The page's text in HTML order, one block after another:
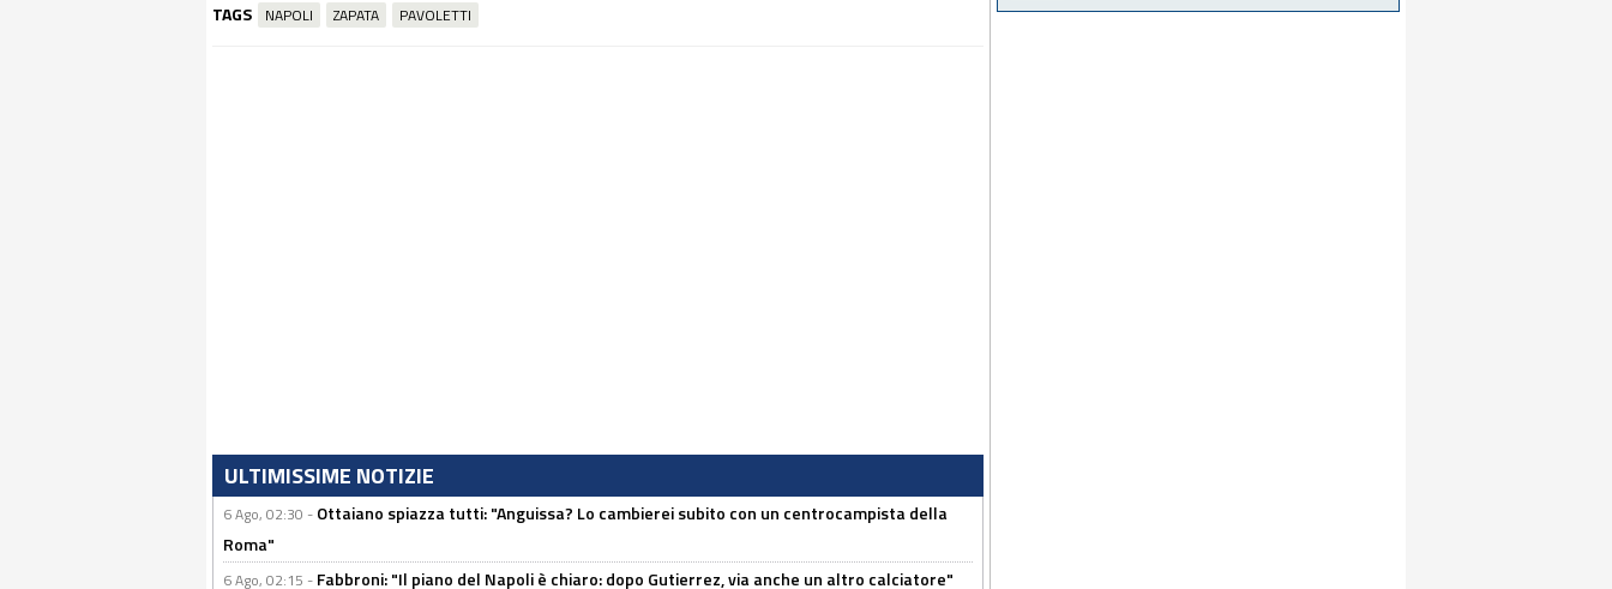
TAGS NAPOLI ZAPATA PAVOLETTI
ULTIMISSIME NOTIZIE
6 Ago, 02:30 - Ottaiano spiazza tutti: "Anguissa? Lo cambierei subito con un centrocampista della
Roma"
6 Ago, 02:15 - Fabbroni: "Il piano del Napoli è chiaro: dopo Gutierrez, via anche un altro calciatore"